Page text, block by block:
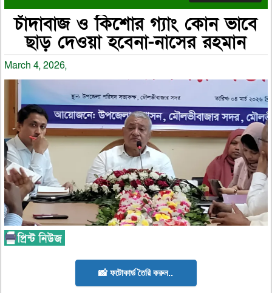
চাঁদাবাজ ও কিশোর গ্যাং কোন ভাবে
ছাড় দেওয়া হবেনা-নাসের রহমান
March 4, 2026,
📸 ফটোকার্ড তৈরি করুন..